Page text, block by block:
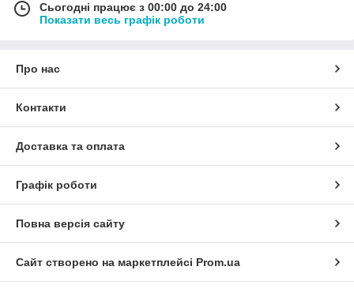
Сьогодні працює з 00:00 до 24:00
Показати весь графік роботи
Про нас
Контакти
Доставка та оплата
Графік роботи
Повна версія сайту
Сайт створено на маркетплейсі Prom.ua